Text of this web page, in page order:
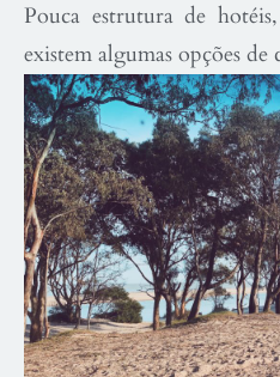
Pouca estrutura de
existem algumas opções